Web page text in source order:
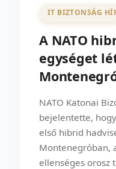
IT BIZTONSÁG
A NATO
egységet
NATO Katonai
bejelentette,
első hibrid
Montenegróban,
ellenséges orosz